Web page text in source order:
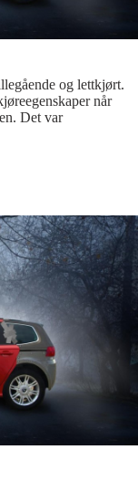
og lettkjørt.
når
Det var